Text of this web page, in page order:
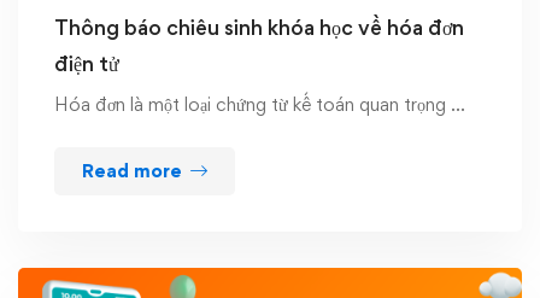
Thông báo chiêu sinh khóa học về hóa đơn
điện tử
Hóa đơn là một loại chứng từ kế toán quan trọng …
Read more